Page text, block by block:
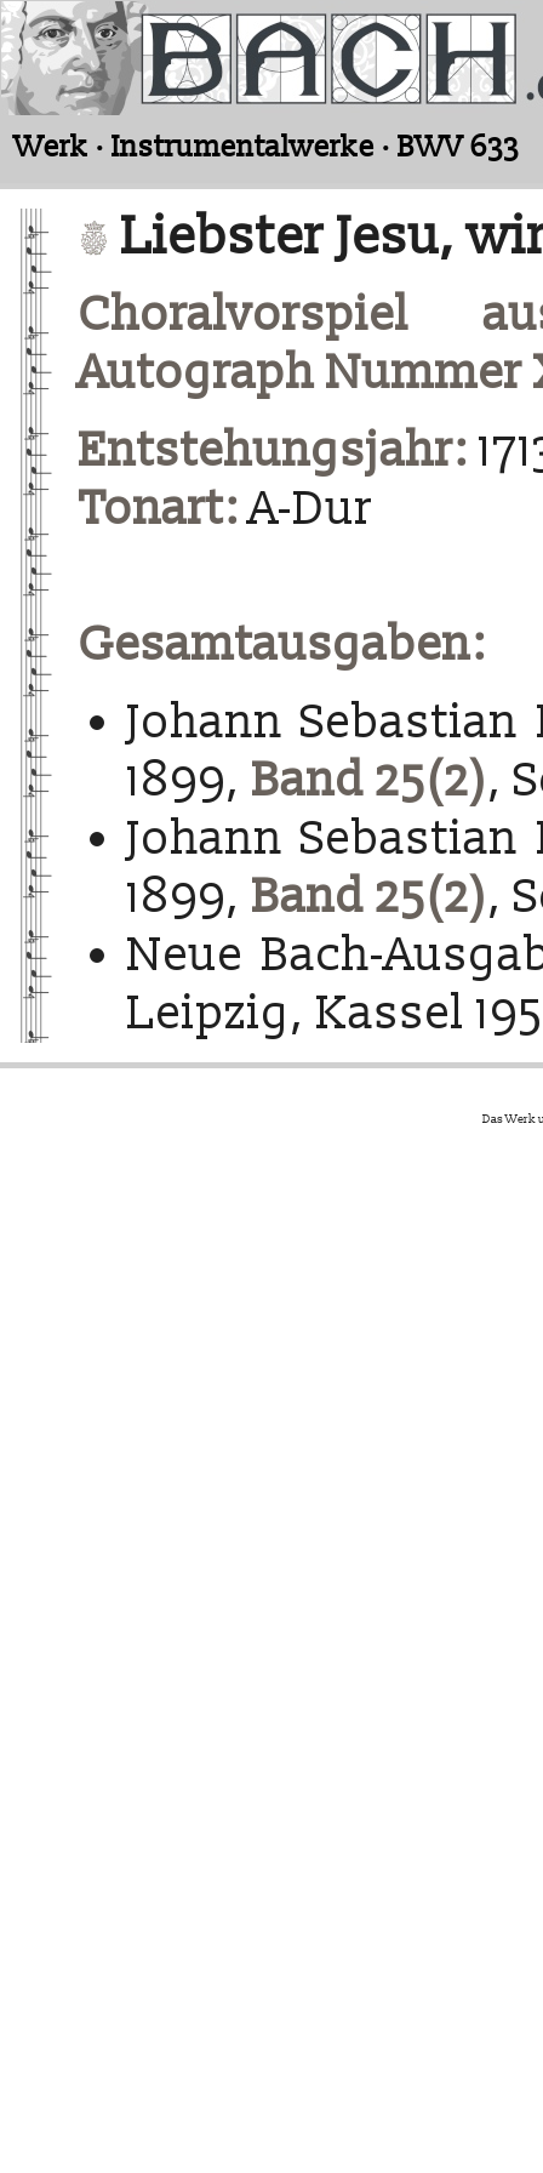
Werk · Instrumentalwerke · BWV 633
Liebster Jesu,
Choralvorspiel
Autograph Nummer
Entstehungsjahr:
Tonart:A-Dur
Gesamtausgaben:
Johann Sebastian
1899, Band 25(2),
Johann Sebastian
1899, Band 25(2),
Neue Bach-
Leipzig, Kassel
Das Werk